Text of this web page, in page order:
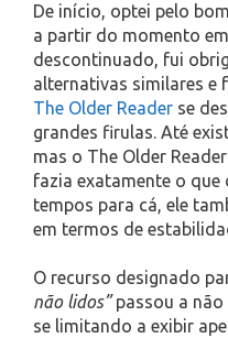
De início, optei pelo
a partir do momento
descontinuado, fui
alternativas similares e
The Older Reader se
grandes firulas. Até
mas o The Older
fazia exatamente o que
tempos para cá, ele
em termos de
O recurso designado
não lidos”passou a não
se limitando a exibir